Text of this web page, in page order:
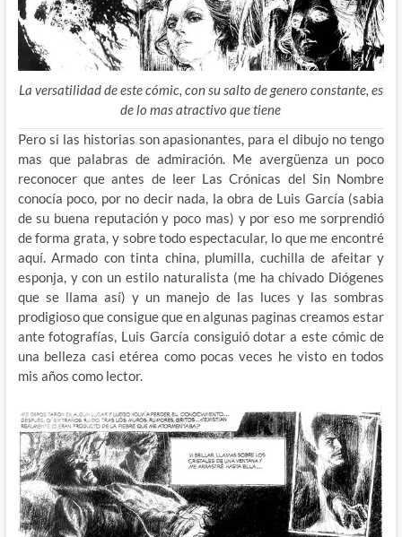
La versatilidad de este cómic, con su salto de genero constante, es
de lo mas atractivo que tiene
Pero si las historias son apasionantes, para el dibujo no tengo
mas que palabras de admiración. Me avergüenza un poco
reconocer que antes de leer Las Crónicas del Sin Nombre
conocía poco, por no decir nada, la obra de Luis García (sabia
de su buena reputación y poco mas) y por eso me sorprendió
de forma grata, y sobre todo espectacular, lo que me encontré
aquí. Armado con tinta china, plumilla, cuchilla de afeitar y
esponja, y con un estilo naturalista (me ha chivado Diógenes
que se llama así) y un manejo de las luces y las sombras
prodigioso que consigue que en algunas paginas creamos estar
ante fotografías, Luis García consiguió dotar a este cómic de
una belleza casi etérea como pocas veces he visto en todos
mis años como lector.